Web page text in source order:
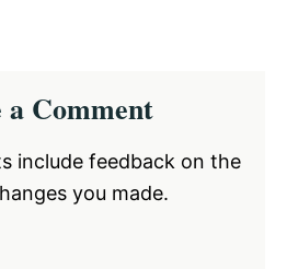
a Comment
include feedback on the
you made.